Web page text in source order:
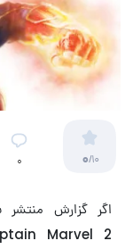
0/10 ۰
اگر گزارش